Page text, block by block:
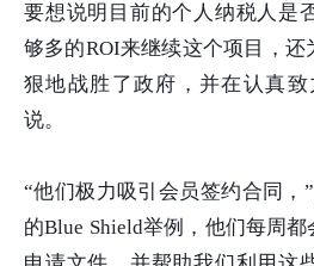
要想说明目前的个人纳税人是
够多的ROI来继续这个项目，还
狠地战胜了政府，并在认真致
说。
“他们极力吸引会员签约合同，
的Blue Shield举例，他们每周